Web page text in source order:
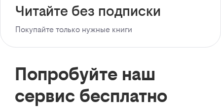
Читайте без подписки
Покупайте только нужные книги
Попробуйте наш
сервис бесплатно